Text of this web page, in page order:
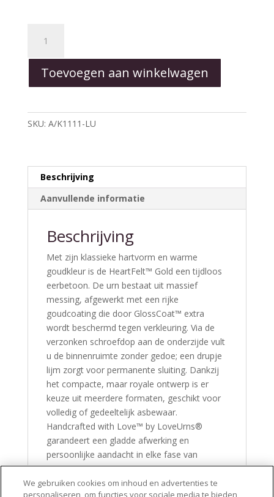
aantal
Toevoegen aan winkelwagen
SKU: A/K1111-LU
Beschrijving
Aanvullende informatie
Beschrijving
Met zijn klassieke hartvorm en warme
goudkleur is de HeartFelt™ Gold een tijdloos
eerbetoon. De urn bestaat uit massief
messing, afgewerkt met een rijke
goudcoating die door GlossCoat™ extra
wordt beschermd tegen verkleuring. Via de
verzonken schroefdop aan de onderzijde vult
u de binnenruimte zonder gedoe; een drupje
lijm zorgt voor permanente sluiting. Dankzij
het compacte, maar royale ontwerp is er
keuze uit meerdere formaten, geschikt voor
volledig of gedeeltelijk asbewaar.
Handcrafted with Love™ by LoveUrns®
garandeert een gladde afwerking en
persoonlijke aandacht in elke fase van
productie. Houd de urn glanzend met een
droge, zachte doek. Voor advies over gravure
We gebruiken cookies om inhoud en advertenties te
personaliseren, om functies voor sociale media te bieden